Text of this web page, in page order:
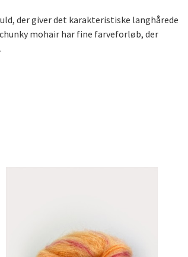
der giver det karakteristiske langhårede
mohair har fine farveforløb, der